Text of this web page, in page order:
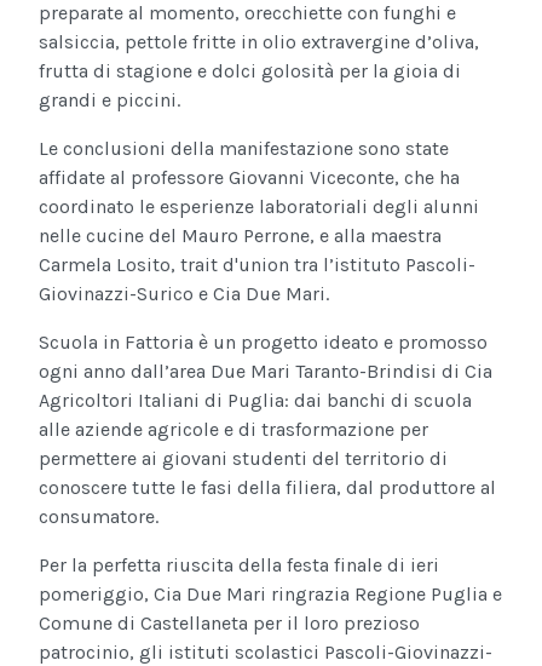
preparate al momento, orecchiette con funghi e
salsiccia, pettole fritte in olio extravergine d’oliva,
frutta di stagione e dolci golosità per la gioia di
grandi e piccini.
Le conclusioni della manifestazione sono state
affidate al professore Giovanni Viceconte, che ha
coordinato le esperienze laboratoriali degli alunni
nelle cucine del Mauro Perrone, e alla maestra
Carmela Losito, trait d'union tra l’istituto Pascoli-
Giovinazzi-Surico e Cia Due Mari.
Scuola in Fattoria è un progetto ideato e promosso
ogni anno dall’area Due Mari Taranto-Brindisi di Cia
Agricoltori Italiani di Puglia: dai banchi di scuola
alle aziende agricole e di trasformazione per
permettere ai giovani studenti del territorio di
conoscere tutte le fasi della filiera, dal produttore al
consumatore.
Per la perfetta riuscita della festa finale di ieri
pomeriggio, Cia Due Mari ringrazia Regione Puglia e
Comune di Castellaneta per il loro prezioso
patrocinio, gli istituti scolastici Pascoli-Giovinazzi-